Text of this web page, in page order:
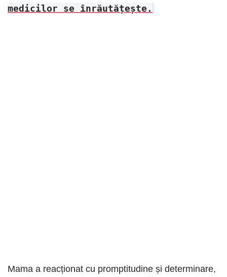
medicilor se înrăutățește.
Mama a reacționat cu promptitudine și determinare,